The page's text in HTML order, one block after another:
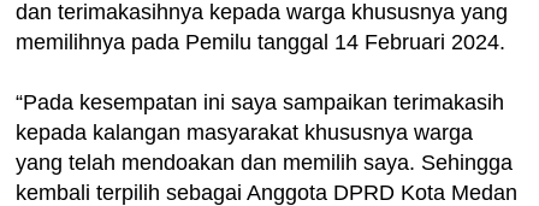
dan terimakasihnya kepada warga khususnya yang
memilihnya pada Pemilu tanggal 14 Februari 2024.
“Pada kesempatan ini saya sampaikan terimakasih
kepada kalangan masyarakat khususnya warga
yang telah mendoakan dan memilih saya. Sehingga
kembali terpilih sebagai Anggota DPRD Kota Medan